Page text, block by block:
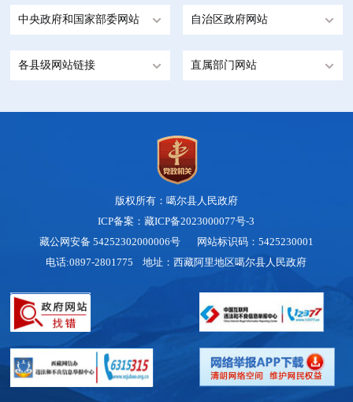
中央政府和国家部委网站 自治区政府网站
各县级网站链接 直属部门网站
版权所有：噶尔县人民政府
ICP备案：藏ICP备2023000077号-3
藏公网安备 54252302000006号网站标识码：5425230001
电话:0897-2801775 地址：西藏阿里地区噶尔县人民政府